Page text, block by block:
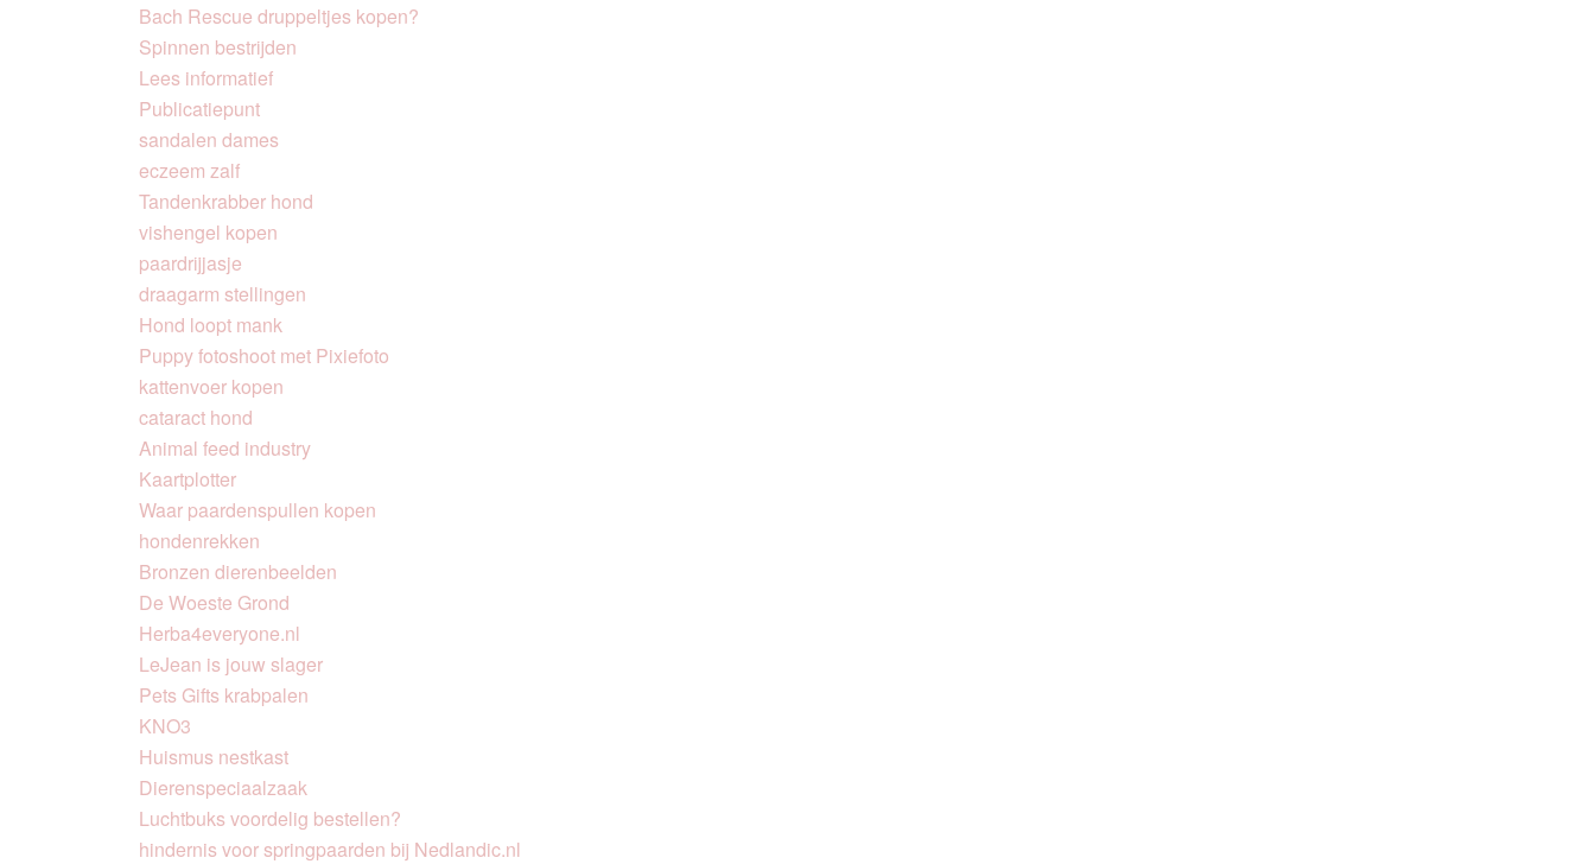
Bach Rescue druppeltjes kopen?
Spinnen bestrijden
Lees informatief
Publicatiepunt
sandalen dames
eczeem zalf
Tandenkrabber hond
vishengel kopen
paardrijjasje
draagarm stellingen
Hond loopt mank
Puppy fotoshoot met Pixiefoto
kattenvoer kopen
cataract hond
Animal feed industry
Kaartplotter
Waar paardenspullen kopen
hondenrekken
Bronzen dierenbeelden
De Woeste Grond
Herba4everyone.nl
LeJean is jouw slager
Pets Gifts krabpalen
KNO3
Huismus nestkast
Dierenspeciaalzaak
Luchtbuks voordelig bestellen?
hindernis voor springpaarden bij Nedlandic.nl